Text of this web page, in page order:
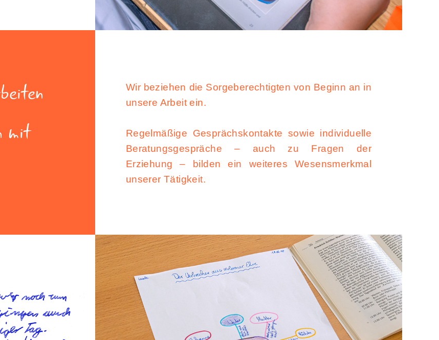
mit
Wir beziehen die Sorgeberechtigten von Beginn an in
unsere Arbeit ein.
Regelmäßige Gesprächskontakte sowie individuelle
Beratungsgespräche – auch zu Fragen der
Erziehung – bilden ein weiteres Wesensmerkmal
unserer Tätigkeit.